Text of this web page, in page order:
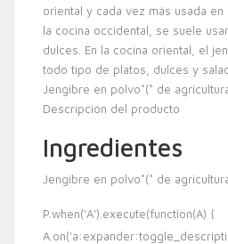
oriental y cada vez más usada en
la cocina occidental, se suele
dulces. En la cocina oriental, el
todo tipo de platos, dulces y
Jengibre en polvo*(* de
Descripción del producto
Ingredientes
Jengibre en polvo*(* de
P.when(‘A’).execute(function(A) {